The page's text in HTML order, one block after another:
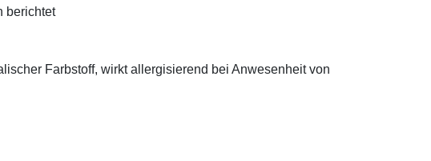
berichtet
­Farbstoff, wirkt allergisierend bei Anwesenheit von